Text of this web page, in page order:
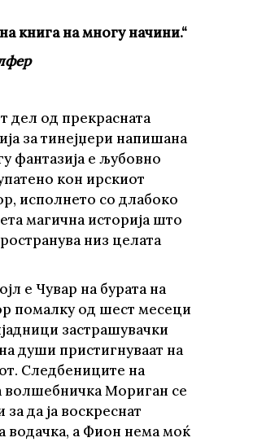
книга на многу начини.“
дел од прекрасната
за тинејџери напишана
фантазија е љубовно
кон ирскиот
исполнето со длабоко
магична историја што
низ целата
е Чувар на бурата на
помалку од шест месеци
застрашувачки
души пристигнуваат на
Следбениците на
волшебничка Мориган се
за да ја воскреснат
водачка, а Фион нема моќ